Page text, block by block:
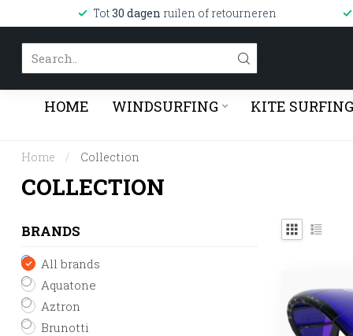
Tot30 dagen ruilen of retourneren
HOME WINDSURFING KITE SURFING
Home / Collection
COLLECTION
BRANDS
All brands
Aquatone
Aztron
Brunotti